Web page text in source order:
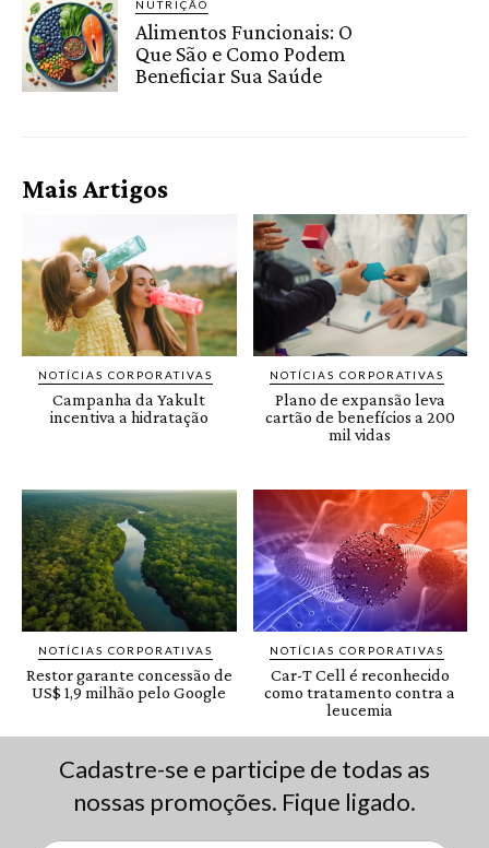
Cadastre-se e participe de todas as
nossas promoções. Fique ligado.